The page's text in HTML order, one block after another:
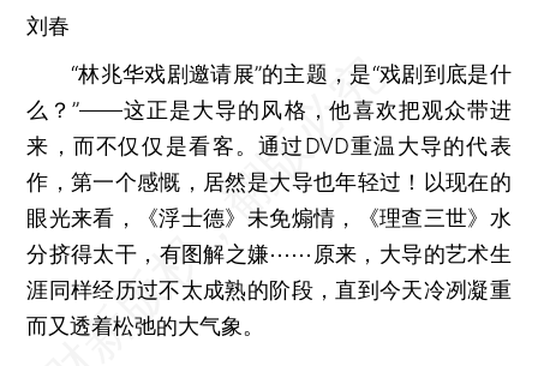
刘春
“林兆华戏剧邀请展”的主题，是“戏剧到底是什
么？”——这正是大导的风格，他喜欢把观众带进
来，而不仅仅是看客。通过DVD重温大导的代表
作，第一个感慨，居然是大导也年轻过！以现在的
眼光来看，《浮士德》未免煽情，《理查三世》水
分挤得太干，有图解之嫌⋯⋯原来，大导的艺术生
涯同样经历过不太成熟的阶段，直到今天冷冽凝重
而又透着松弛的大气象。